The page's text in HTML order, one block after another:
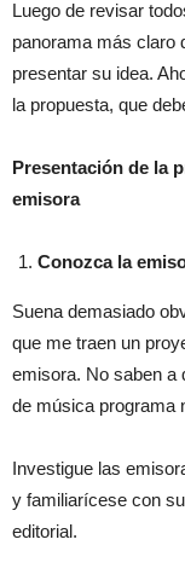
Luego de revisar
panorama más claro
presentar su idea.
la propuesta, que
Presentación de la
emisora
Conozca la
Suena demasiado
que me traen un
emisora. No saben a
de música programa
Investigue las
y familiarícese con
editorial.